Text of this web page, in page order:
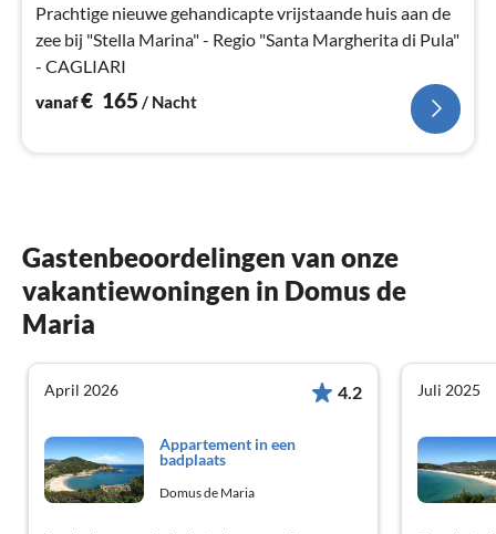
Prachtige nieuwe gehandicapte vrijstaande huis aan de
zee bij "Stella Marina" - Regio "Santa Margherita di Pula"
- CAGLIARI
vanaf€ 165 / Nacht
Gastenbeoordelingen van onze
vakantiewoningen in Domus de
Maria
April 2026 4.2
Appartement in een
badplaats
Domus de Maria
Juli 2025